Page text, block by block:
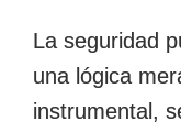
La seguridad
una lógica
instrumental,